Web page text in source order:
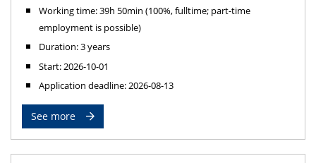
Working time: 39h 50min (100%, fulltime; part-time
employment is possible)
Duration: 3 years
Start: 2026-10-01
Application deadline: 2026-08-13
See more